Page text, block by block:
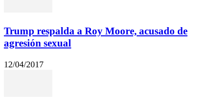
Trump respalda a Roy Moore, acusado de
agresión sexual
12/04/2017